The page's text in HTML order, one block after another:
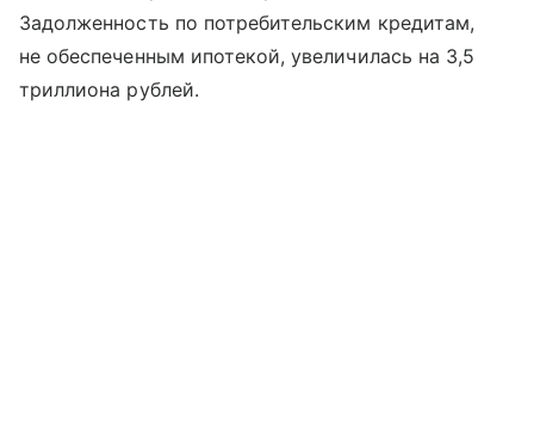
Задолженность по потребительским кредитам,
не обеспеченным ипотекой, увеличилась на 3,5
триллиона рублей.